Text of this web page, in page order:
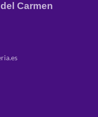
Carmen